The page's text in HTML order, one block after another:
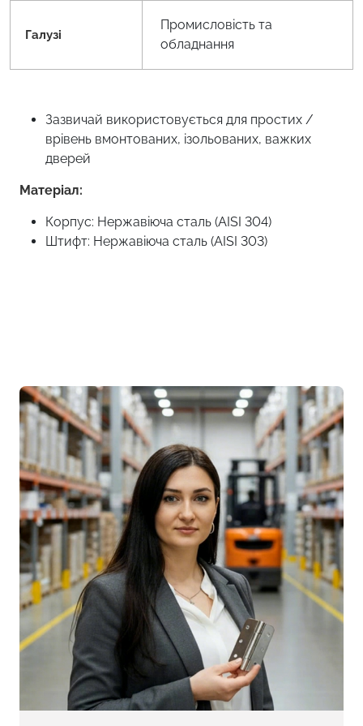
Галузі
Промисловість та
обладнання
Зазвичай використовується для простих /
врівень вмонтованих, ізольованих, важких
дверей
Матеріал:
Корпус: Нержавіюча сталь (AISI 304)
Штифт: Нержавіюча сталь (AISI 303)